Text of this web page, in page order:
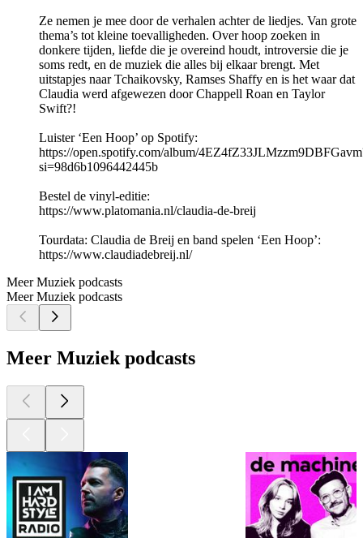
Ze nemen je mee door de verhalen achter de liedjes. Van grote
thema’s tot kleine toevalligheden. Over hoop zoeken in
donkere tijden, liefde die je overeind houdt, introversie die je
soms redt, en de muziek die alles bij elkaar brengt. Met
uitstapjes naar Tchaikovsky, Ramses Shaffy en is het waar dat
Claudia werd afgewezen door Chappell Roan en Taylor
Swift?!
Luister ‘Een Hoop’ op Spotify:
https://open.spotify.com/album/
si=98d6b1096442445b
Bestel de vinyl-editie:
https://www.platomania.nl/claudia-de-breij
Tourdata: Claudia de Breij en band spelen ‘Een Hoop’:
https://www.claudiadebreij.nl/
Meer Muziek podcasts
Meer Muziek podcasts
Meer Muziek podcasts